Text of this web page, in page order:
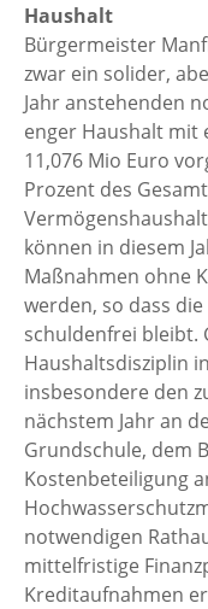
Haushalt
Bürgermeister
zwar ein solider,
Jahr anstehenden
enger Haushalt mit
11,076 Mio Euro
Prozent des
können in diesem
Maßnahmen ohne
werden, so dass
schuldenfrei bleibt.
Haushaltsdisziplin
insbesondere den
nächstem Jahr an
Grundschule, dem
Kostenbeteiligung
notwendigen
mittelfristige
Kreditaufnahmen